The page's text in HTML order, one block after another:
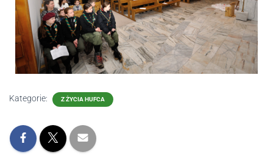
Kategorie: Z ŻYCIA HUFCA